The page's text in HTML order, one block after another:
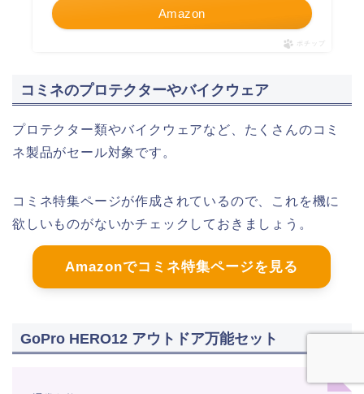
Amazon
ポチップ
コミネのプロテクターやバイクウェア
プロテクター類やバイクウェアなど、たくさんのコミ
ネ製品がセール対象です。
コミネ特集ページが作成されているので、これを機に
欲しいものがないかチェックしておきましょう。
Amazonでコミネ特集ページを見る
GoPro HERO12 アウトドア万能セット